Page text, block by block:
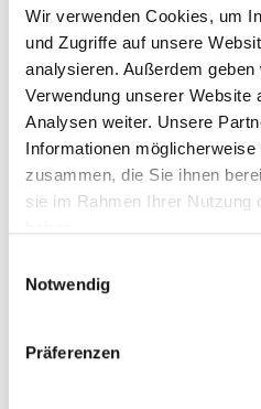
Wir verwenden Cookies, um
und Zugriffe auf unsere
analysieren. Außerdem
Verwendung unserer Website
Analysen weiter. Unsere
Informationen
zusammen, die Sie ihnen
sie im Rahmen Ihrer Nutzung
Impressum
Notwendig
Präferenzen